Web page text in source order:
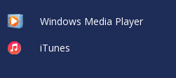
Windows Media Player
iTunes